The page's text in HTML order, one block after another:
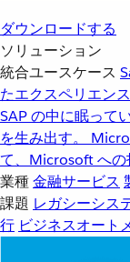
ダウンロードする
ソリューション
統合ユースケース
たエクスペリエン
SAP の中に眠って
を生み出す。
て、Microsoft への
業種金融サービス
課題 レガシーシス
行 ビジネスオート